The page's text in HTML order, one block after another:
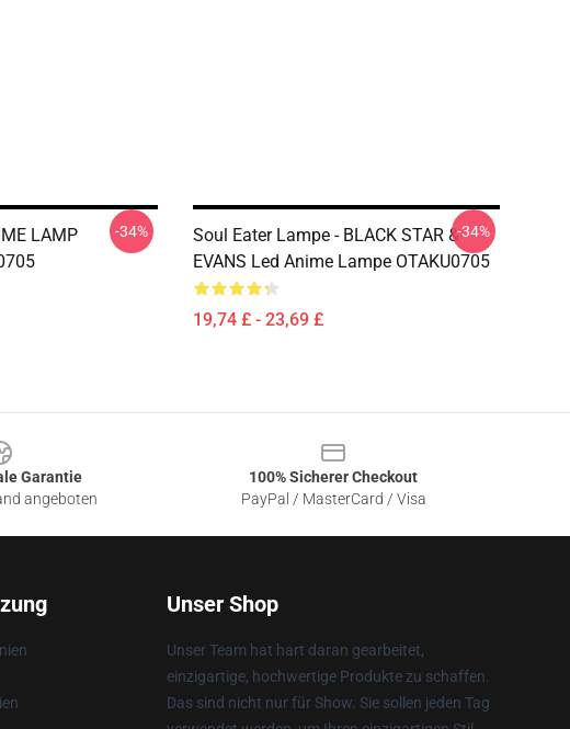
LAMP
-34%
Soul Eater Lampe - BLACK STAR &
EVANS Led Anime Lampe OTAKU0705
19,74 £ - 23,69 £
-34%
Garantie
angeboten
100% Sicherer Checkout
PayPal / MasterCard / Visa
Unser Shop
Unser Team hat hart daran gearbeitet,
einzigartige, hochwertige Produkte zu schaffen.
Das sind nicht nur für Show. Sie sollen jeden Tag